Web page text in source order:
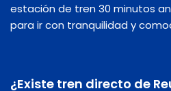
estación de tren 30 minutos
para ir con tranquilidad y
¿Existe tren directo de